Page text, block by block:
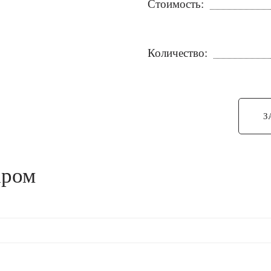
Стоимость:
Количество: